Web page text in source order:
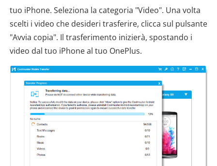
tuo iPhone. Seleziona la categoria "Video". Una volta
scelti i video che desideri trasferire, clicca sul pulsante
"Avvia copia". Il trasferimento inizierà, spostando i
video dal tuo iPhone al tuo OnePlus.